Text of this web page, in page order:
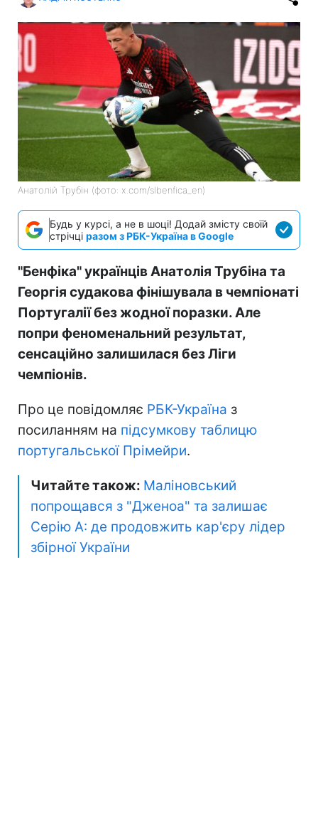
Анатолій Трубін (фото: x.com/slbenfica_en)
Будь у курсі, а не в шоці! Додай змісту своїй
стрічці разом з РБК-Україна в Google
"Бенфіка" українців Анатолія Трубіна та
Георгія судакова фінішувала в чемпіонаті
Португалії без жодної поразки. Але
попри феноменальний результат,
сенсаційно залишилася без Ліги
чемпіонів.
Про це повідомляє РБК-Україна з
посиланням на підсумкову таблицю
португальської Прімейри.
Читайте також: Маліновський
попрощався з "Дженоа" та залишає
Серію А: де продовжить кар'єру лідер
збірної України